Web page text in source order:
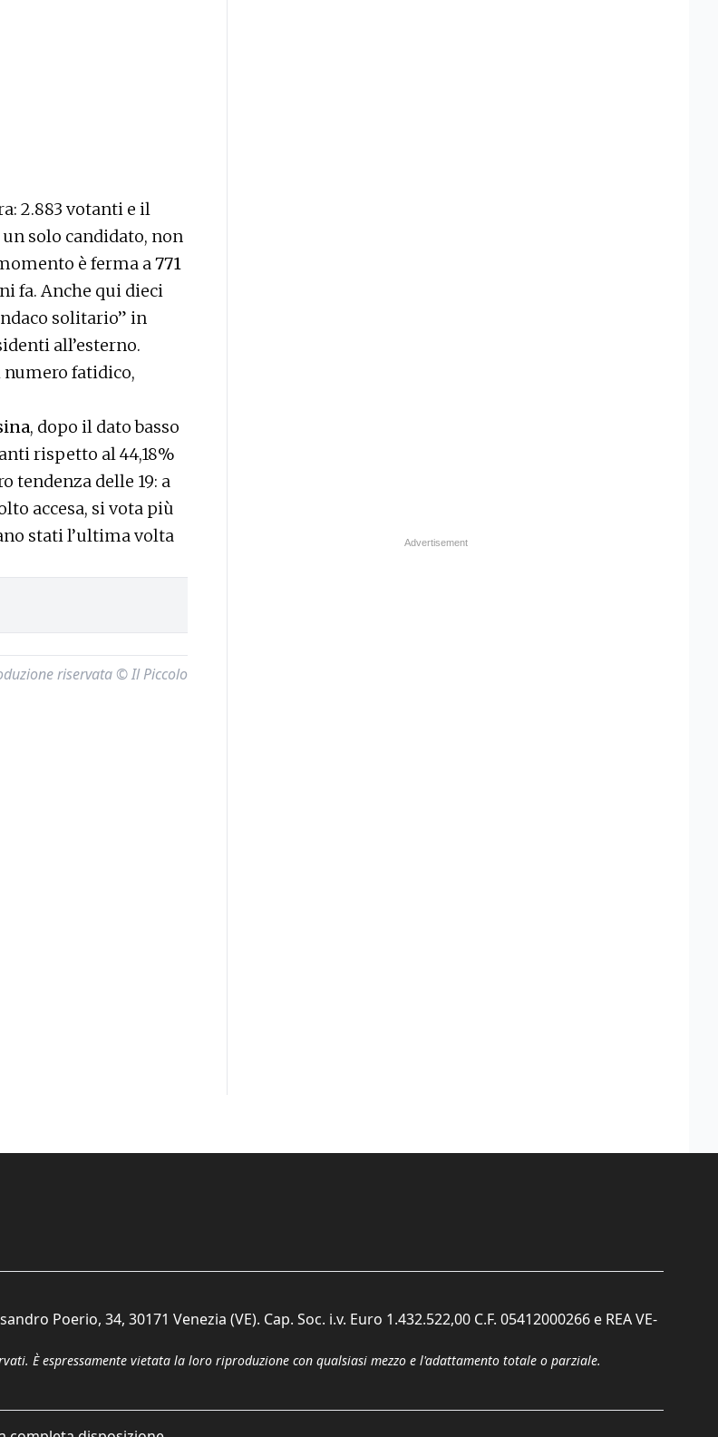
2.883 votanti e il
solo candidato, non
è ferma a771
fa. Anche qui dieci
solitario” in
all’esterno.
numero fatidico,
, dopo il dato basso
rispetto al 44,18%
tendenza delle 19: a
accesa, si vota più
stati l’ultima volta
riservata © Il Piccolo
Poerio, 34, 30171 Venezia (VE). Cap. Soc. i.v. Euro 1.432.522,00 C.F. 05412000266 e REA VE-
È espressamente vietata la loro riproduzione con qualsiasi mezzo e l'adattamento totale o parziale.